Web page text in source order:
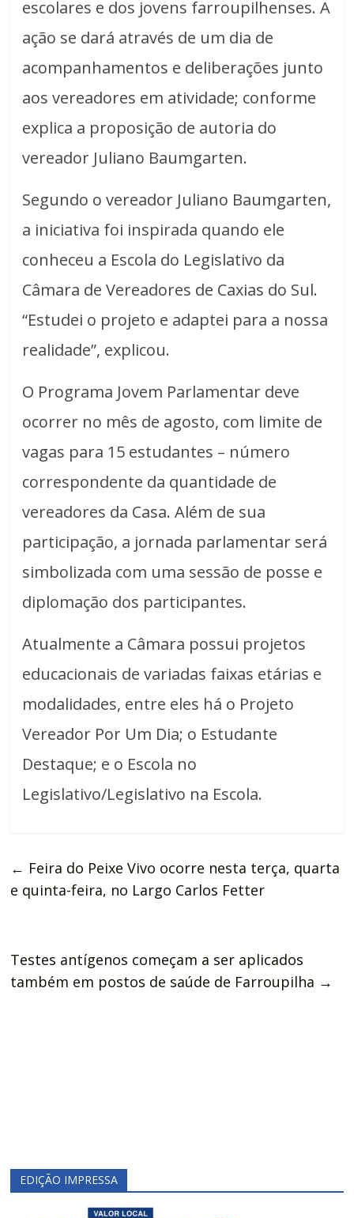
escolares e dos jovens farroupilhenses. A
ação se dará através de um dia de
acompanhamentos e deliberações junto
aos vereadores em atividade; conforme
explica a proposição de autoria do
vereador Juliano Baumgarten.
Segundo o vereador Juliano Baumgarten,
a iniciativa foi inspirada quando ele
conheceu a Escola do Legislativo da
Câmara de Vereadores de Caxias do Sul.
“Estudei o projeto e adaptei para a nossa
realidade”, explicou.
O Programa Jovem Parlamentar deve
ocorrer no mês de agosto, com limite de
vagas para 15 estudantes – número
correspondente da quantidade de
vereadores da Casa. Além de sua
participação, a jornada parlamentar será
simbolizada com uma sessão de posse e
diplomação dos participantes.
Atualmente a Câmara possui projetos
educacionais de variadas faixas etárias e
modalidades, entre eles há o Projeto
Vereador Por Um Dia; o Estudante
Destaque; e o Escola no
Legislativo/Legislativo na Escola.
← Feira do Peixe Vivo ocorre nesta terça, quarta
e quinta-feira, no Largo Carlos Fetter
Testes antígenos começam a ser aplicados
também em postos de saúde de Farroupilha →
EDIÇÃO IMPRESSA